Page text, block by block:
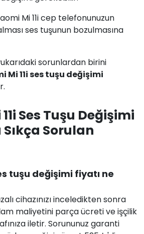
Mi 11i cep telefonunuzun
ses tuşunun bozulmasına
sorunlardan birini
Mi 11i ses tuşu değişimi
Ses Tuşu Değişimi
Sorulan
tuşu değişimi fiyatı ne
cihazınızı inceledikten sonra
maliyetini parça ücreti ve işçilik
iletir. Sorununuz garanti